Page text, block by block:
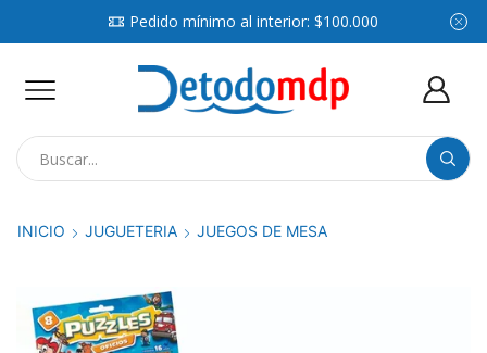
Pedido mínimo al interior: $100.000
INICIO JUGUETERIA JUEGOS DE MESA